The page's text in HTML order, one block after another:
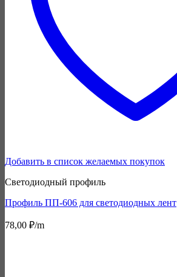
Добавить в список желаемых покупок
Светодиодный профиль
Профиль ПП-606 для светодиодных лент
78,00 ₽/m